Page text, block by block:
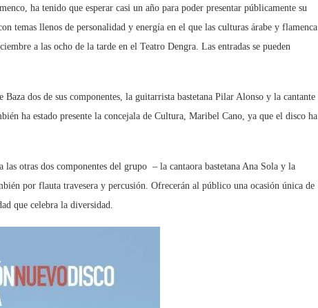
ha tenido que esperar casi un año para poder presentar públicamente su
temas llenos de personalidad y energía en el que las culturas árabe y flamenca
a las ocho de la tarde en el Teatro Dengra. Las entradas se pueden
dos de sus componentes, la guitarrista bastetana Pilar Alonso y la cantante
ha estado presente la concejala de Cultura, Maribel Cano, ya que el disco ha
otras dos componentes del grupo – la cantaora bastetana Ana Sola y la
por flauta travesera y percusión. Ofrecerán al público una ocasión única de
que celebra la diversidad.